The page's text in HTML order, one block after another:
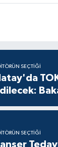
SEÇTIĞI
SEÇTIĞI